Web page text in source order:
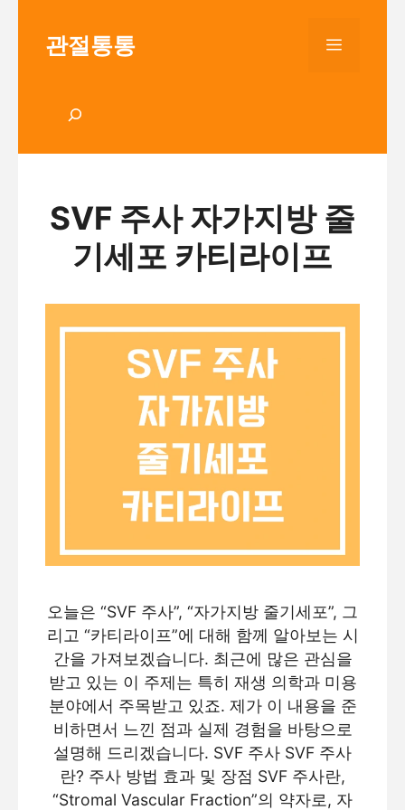
content관절통통 Menu
SVF 주사 자가지방 줄
기세포 카티라이프
오늘은 “SVF 주사”, “자가지방 줄기세포”, 그
리고 “카티라이프”에 대해 함께 알아보는 시
간을 가져보겠습니다. 최근에 많은 관심을
받고 있는 이 주제는 특히 재생 의학과 미용
분야에서 주목받고 있죠. 제가 이 내용을 준
비하면서 느낀 점과 실제 경험을 바탕으로
설명해 드리겠습니다. SVF 주사 SVF 주사
란? 주사 방법 효과 및 장점 SVF 주사란,
“Stromal Vascular Fraction”의 약자로, 자